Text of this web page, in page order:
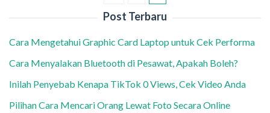
Post Terbaru
Cara Mengetahui Graphic Card Laptop untuk Cek Performa
Cara Menyalakan Bluetooth di Pesawat, Apakah Boleh?
Inilah Penyebab Kenapa TikTok 0 Views, Cek Video Anda
Pilihan Cara Mencari Orang Lewat Foto Secara Online